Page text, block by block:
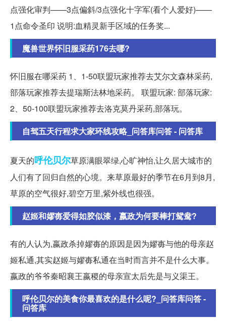
点强化审判——3点偏斜/3点强化十字军(看个人爱好)——
1点命令圣印 说明:血精灵新手区域的任务奖...
魔兽世界怀旧服采药176去哪?
怀旧服在哪采药 1、1-50联盟玩家推荐去艾尔文森林采药,
部落玩家推荐去提瑞斯法林地采药。 联盟玩家: 部落玩家:
2、50-100联盟玩家推荐去洛克莫丹采药,部落玩。
自驾五天行程求大家环线攻略_问答库问答 - 问答库
夏天的呼伦贝尔草原满眼翠绿,心旷神怡,让久居大城市的
人们有了回归自然的心境。来草原最好的季节在6月到8月,
草原的空气很好,碧空万里,紫外线也很强。
赵姬和嫪毐爱得如胶似漆，嬴政为何要棒打鸳鸯?
有的人认为,嬴政杀掉嫪毐的原因是因为嫪毐与他的母亲赵
姬私通,其实赵姬与嫪毐私通在当时而言并不是什么大事。
嬴政的爷爷秦昭襄王嬴稷的母亲宣太后先是与义渠王。
呼伦贝尔的美食你最喜欢的是什么呢?_问答库问答 -
问答库